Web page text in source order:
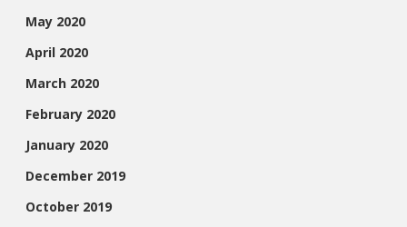
May 2020
April 2020
March 2020
February 2020
January 2020
December 2019
October 2019